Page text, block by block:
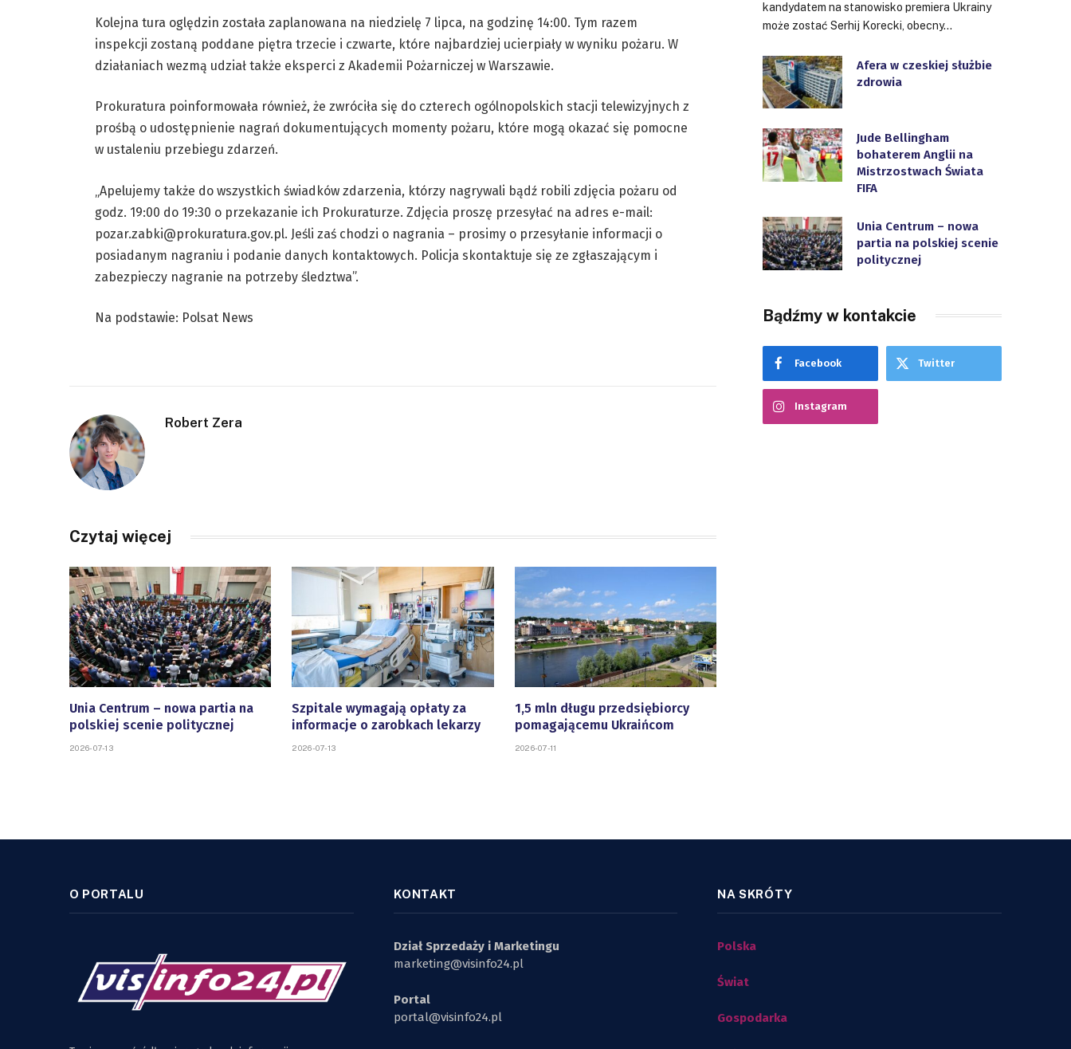
Kolejna tura oględzin została zaplanowana na niedzielę 7 lipca, na godzinę 14:00. Tym razem
inspekcji zostaną poddane piętra trzecie i czwarte, które najbardziej ucierpiały w wyniku pożaru. W
działaniach wezmą udział także eksperci z Akademii Pożarniczej w Warszawie.
Prokuratura poinformowała również, że zwróciła się do czterech ogólnopolskich stacji telewizyjnych z
prośbą o udostępnienie nagrań dokumentujących momenty pożaru, które mogą okazać się pomocne
w ustaleniu przebiegu zdarzeń.
„Apelujemy także do wszystkich świadków zdarzenia, którzy nagrywali bądź robili zdjęcia pożaru od
godz. 19:00 do 19:30 o przekazanie ich Prokuraturze. Zdjęcia proszę przesyłać na adres e-mail:
pozar.zabki@prokuratura.gov.pl. Jeśli zaś chodzi o nagrania – prosimy o przesyłanie informacji o
posiadanym nagraniu i podanie danych kontaktowych. Policja skontaktuje się ze zgłaszającym i
zabezpieczy nagranie na potrzeby śledztwa”.
Na podstawie: Polsat News
Robert Zera
Czytaj więcej
Unia Centrum – nowa partia na
polskiej scenie politycznej
2026-07-13
Szpitale wymagają opłaty za
informacje o zarobkach lekarzy
2026-07-13
1,5 mln długu przedsiębiorcy
pomagającemu Ukraińcom
2026-07-11
kandydatem na stanowisko premiera Ukrainy
może zostać Serhij Korecki, obecny…
Afera w czeskiej służbie
zdrowia
Jude Bellingham
bohaterem Anglii na
Mistrzostwach Świata
FIFA
Unia Centrum – nowa
partia na polskiej scenie
politycznej
Bądźmy w kontakcie
Facebook Twitter
Instagram
O PORTALU KONTAKT
Dział Sprzedaży i Marketingu
marketing@visinfo24.pl
Portal
portal@visinfo24.pl
NA SKRÓTY
Polska
Świat
Gospodarka